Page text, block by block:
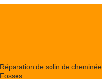
Réparation de solin de cheminée
Fosses